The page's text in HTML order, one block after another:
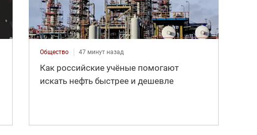
Общество 47 минут назад
Как российские учёные помогают
искать нефть быстрее и дешевле